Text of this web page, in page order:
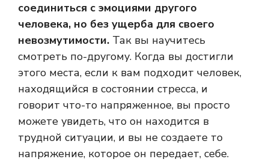
соединиться с эмоциями другого
человека, но без ущерба для своего
невозмутимости. Так вы научитесь
смотреть по-другому. Когда вы достигли
этого места, если к вам подходит человек,
находящийся в состоянии стресса, и
говорит что-то напряженное, вы просто
можете увидеть, что он находится в
трудной ситуации, и вы не создаете то
напряжение, которое он передает, себе.